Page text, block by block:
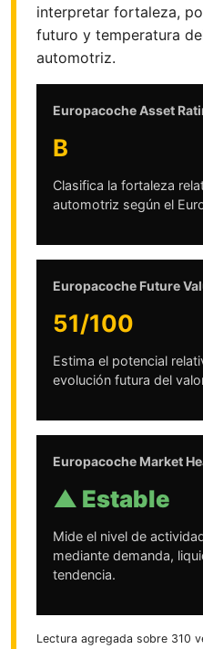
interpretar fortaleza,
futuro y temperatura
automotriz.
Europacoche Asset
B
Clasifica la fortaleza
automotriz según el
Europacoche Future
51/100
Estima el potencial
evolución futura del
Europacoche Market
▲ Estable
Mide el nivel de
mediante demanda,
tendencia.
Lectura agregada sobre 310